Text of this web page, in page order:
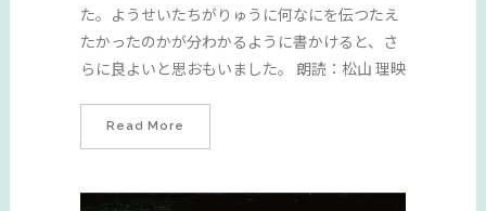
た。ようせいたちがりゅうに何なにを伝つたえ
たかったのかが分わかるように書かけると、さ
らに良よいと思おもいました。 朗読：松山 理映
Read More